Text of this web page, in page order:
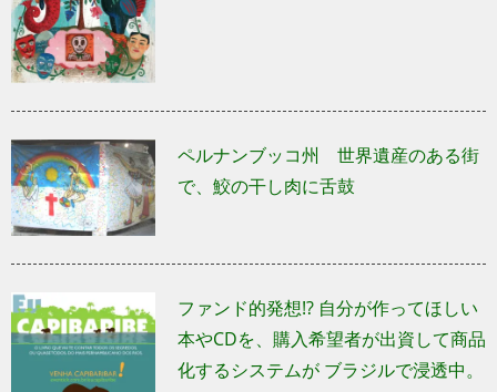
で、鮫の干し肉に舌鼓
本やCDを、購入希望者が出資して商
品化するシステムが ブラジルで浸透
中。